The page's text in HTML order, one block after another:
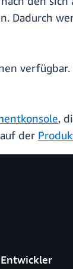
Dadurch
,
der
Entwickler